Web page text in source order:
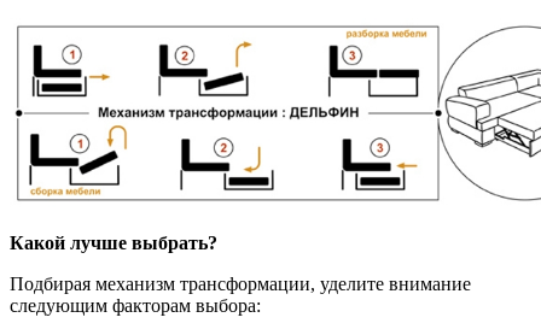
Какой лучше выбрать?
Подбирая механизм трансформации, уделите внимание
следующим факторам выбора: